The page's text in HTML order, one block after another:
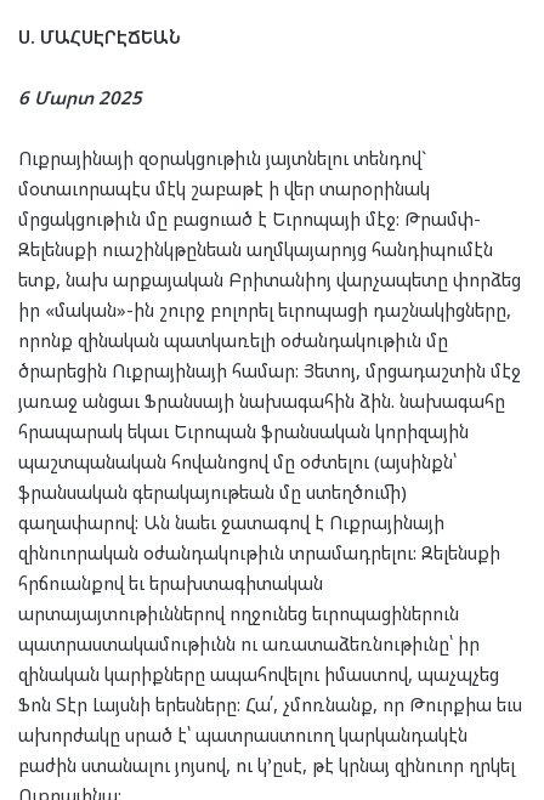
Ս. ՄԱՀՍԷՐԷՃԵԱՆ
6 Մարտ 2025
Ուքրայինայի զօրակցութիւն յայտնելու տենդով`
մօտաւորապէս մէկ շաբաթէ ի վեր տարօրինակ
մրցակցութիւն մը բացուած է Եւրոպայի մէջ: Թրամփ-
Զելենսքի ուաշինկթընեան աղմկայարոյց հանդիպումէն
ետք, նախ արքայական Բրիտանիոյ վարչապետը փորձեց
իր «մական»-ին շուրջ բոլորել եւրոպացի դաշնակիցները,
որոնք զինական պատկառելի օժանդակութիւն մը
ծրարեցին Ուքրայինայի համար: Յետոյ, մրցադաշտին մէջ
յառաջ անցաւ Ֆրանսայի նախագահին ձին. նախագահը
հրապարակ եկաւ Եւրոպան ֆրանսական կորիզային
պաշտպանական հովանոցով մը օժտելու (այսինքն՝
ֆրանսական գերակայութեան մը ստեղծումի)
գաղափարով: Ան նաեւ ջատագով է Ուքրայինայի
զինուորական օժանդակութիւն տրամադրելու: Զելենսքի
հրճուանքով եւ երախտագիտական
արտայայտութիւններով ողջունեց եւրոպացիներուն
պատրաստակամութիւնն ու առատաձեռնութիւնը՝ իր
զինական կարիքները ապահովելու իմաստով, պաչպչեց
Ֆոն Տէր Լայuնի երեսները: Հա՛, չմոռնանք, որ Թուրքիա եւս
ախորժակը սրած է՝ պատրաստուող կարկանդակէն
բաժին ստանալու յոյսով, ու կ’ըսէ, թէ կրնայ զինուոր ղրկել
Ուքրայինա: